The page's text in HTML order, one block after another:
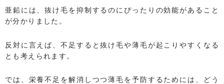
亜鉛には、抜け毛を抑制するのにぴったりの効能があること
が分かりました。
反対に言えば、不足すると抜け毛や薄毛が起こりやすくなる
とも考えられます。
では、栄養不足を解消しつつ薄毛を予防するためには、どう